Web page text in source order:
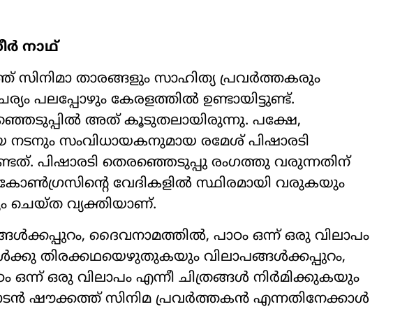
നാഥ്
സിനിമാ താരങ്ങളും സാഹിത്യ പ്രവര്‍ത്തകരും
പലപ്പോഴും കേരളത്തില്‍ ഉണ്ടായിട്ടുണ്ട്.
അത് കൂടുതലായിരുന്നു. പക്ഷേ,
സംവിധായകനുമായ രമേശ് പിഷാരടി
പിഷാരടി തെരഞ്ഞെടുപ്പു രംഗത്തു വരുന്നതിന്
വേദികളില്‍ സ്ഥിരമായി വരുകയും
ചെയ്ത വ്യക്തിയാണ്.
ദൈവനാമത്തിൽ, പാഠം ഒന്ന് ഒരു വിലാപം
തിരക്കഥയെഴുതുകയും വിലാപങ്ങൾക്കപ്പുറം,
ഒന്ന് ഒരു വിലാപം എന്നീ ചിത്രങ്ങൾ നിർമിക്കുകയും
ഷൗക്കത്ത് സിനിമ പ്രവര്‍ത്തകൻ എന്നതിനേക്കാള്‍